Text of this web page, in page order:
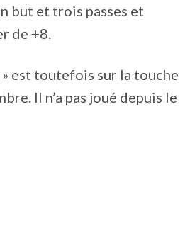
but et trois passes et
de +8.
est toutefois sur la touche
Il n’a pas joué depuis le